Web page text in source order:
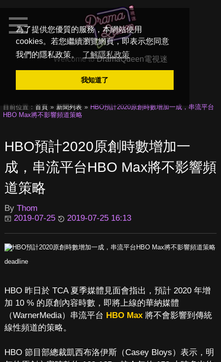
為了提供您優質的服務，本網站使用
cookies。若您繼續瀏覽網頁，即表示您同意
我們的隱私政策。
了解隱私政策
我知道了
Welcome toDramaQueen電視迷
目前位置： 首頁 新聞列表
HBO預計2020原創時數增加一成，串流平台
HBO Max將不影響頻道策略
HBO預計2020原創時數增加一
成，串流平台HBO Max將不影響頻
道策略
By Thom
2019-07-25
2019-07-25 16:13
deadline
HBO 昨日於 TCA 夏季媒體見面會指出，預計 2020 年增
加 10 % 的原創內容時數，即將上線的華納媒體
（WarnerMedia）串流平台 HBO Max將不會影響到傳統
線性頻道的策略。
HBO 節目部總裁凱西布洛伊斯（Casey Bloys）表示，明